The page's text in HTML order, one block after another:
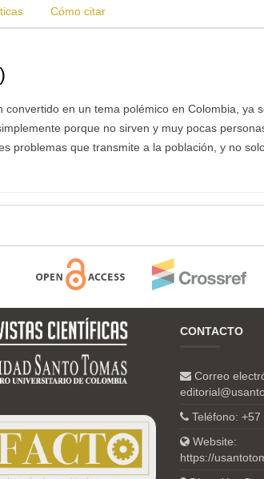
Cómo citar
convertido en un tema polémico en Colombia, ya
porque no sirven y muy pocas
problemas que transmite a la población, y no
CONTACTO
Correo
Teléfono:
Website:
https://